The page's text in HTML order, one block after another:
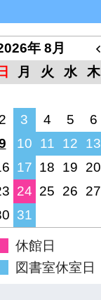
年 8月
日
月 火 水 木
2
3 4 5 6
10 11 12 13
17 18 19 20
24 25 26 27
31
休館日
図書室休室日